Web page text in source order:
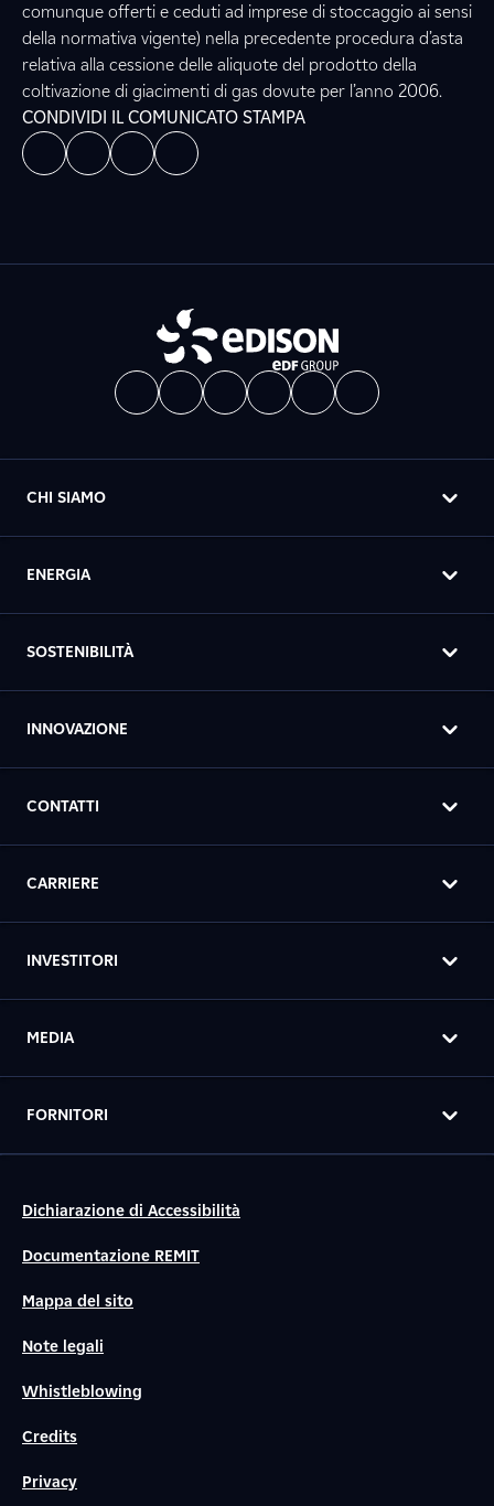
comunque offerti e ceduti ad imprese di stoccaggio ai sensi
della normativa vigente) nella precedente procedura d’asta
relativa alla cessione delle aliquote del prodotto della
coltivazione di giacimenti di gas dovute per l’anno 2006.
CONDIVIDI IL COMUNICATO STAMPA
CHI SIAMO
ENERGIA
SOSTENIBILITÀ
INNOVAZIONE
CONTATTI
CARRIERE
INVESTITORI
MEDIA
FORNITORI
Dichiarazione di Accessibilità
Documentazione REMIT
Mappa del sito
Note legali
Whistleblowing
Credits
Privacy